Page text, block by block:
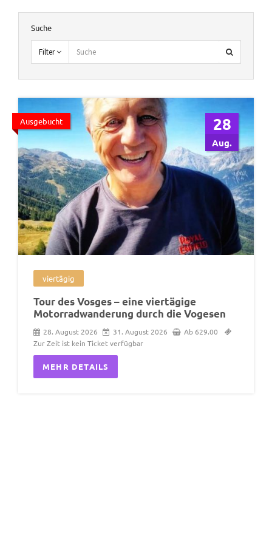
Suche
Filter
28
Aug.
Ausgebucht
viertägig
Tour des Vosges – eine viertägige
Motorradwanderung durch die Vogesen
28. August 2026 31. August 2026
Ab 629.00
Zur Zeit ist kein Ticket verfügbar
MEHR DETAILS